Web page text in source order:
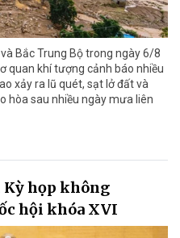
Bắc Trung Bộ trong ngày 6/8
quan khí tượng cảnh báo nhiều
xảy ra lũ quét, sạt lở đất và
hòa sau nhiều ngày mưa liên
Kỳ họp không
hội khóa XVI